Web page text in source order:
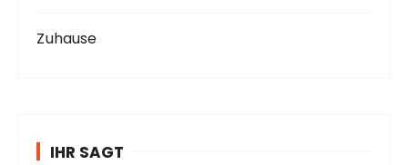
Zuhause
IHR SAGT